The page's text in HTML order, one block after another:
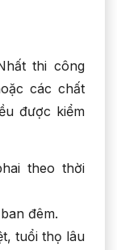
thi công
các chất
được kiểm
theo thời
đêm.
tuổi thọ lâu